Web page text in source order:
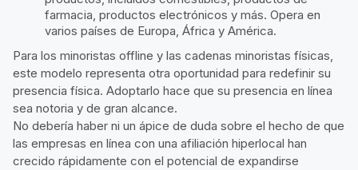
farmacia, productos electrónicos y más. Opera en
varios países de Europa, África y América.
Para los minoristas offline y las cadenas minoristas físicas,
este modelo representa otra oportunidad para redefinir su
presencia física. Adoptarlo hace que su presencia en línea
sea notoria y de gran alcance.
No debería haber ni un ápice de duda sobre el hecho de que
las empresas en línea con una afiliación hiperlocal han
crecido rápidamente con el potencial de expandirse